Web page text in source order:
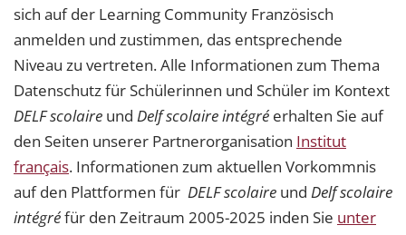
sich auf der Learning Community Französisch
anmelden und zustimmen, das entsprechende
Niveau zu vertreten. Alle Informationen zum Thema
Datenschutz für Schülerinnen und Schüler im Kontext
DELF scolaire und Delf scolaire intégré erhalten Sie auf
den Seiten unserer Partnerorganisation Institut
français. Informationen zum aktuellen Vorkommnis
auf den Plattformen für DELF scolaire und Delf scolaire
intégréfür den Zeitraum 2005-2025 inden Sie unter